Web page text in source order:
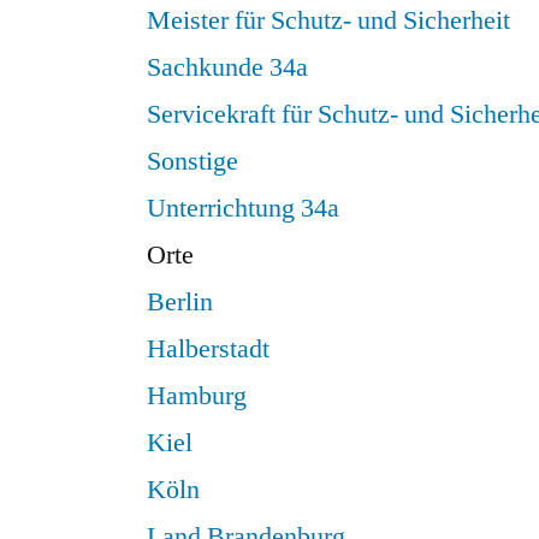
Meister für Schutz- und Sicherheit
Sachkunde 34a
Servicekraft für Schutz- und
Sonstige
Unterrichtung 34a
Orte
Berlin
Halberstadt
Hamburg
Kiel
Köln